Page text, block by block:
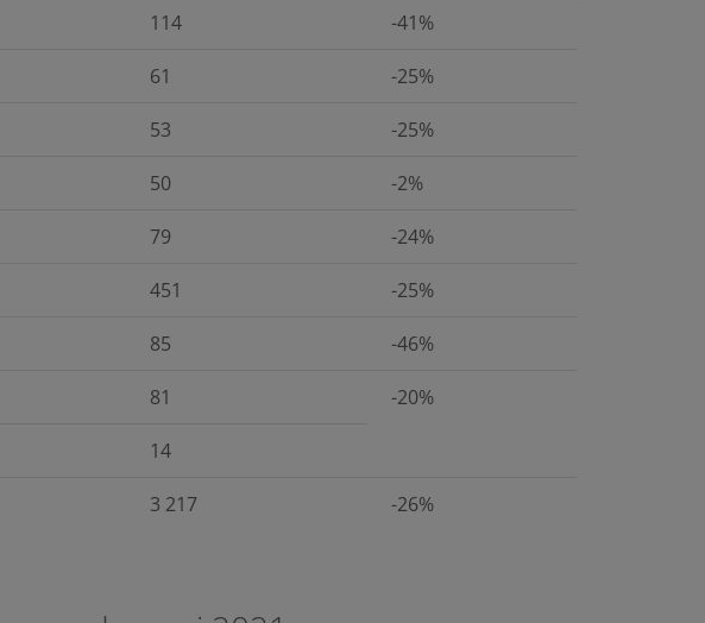
114 -41%
61 -25%
53 -25%
50 -2%
79 -24%
451 -25%
85 -46%
81 -20%
14
3 217 -26%